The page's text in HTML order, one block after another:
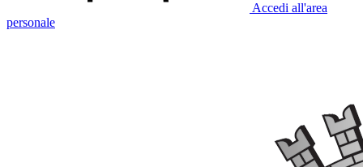
Accedi all'area
personale